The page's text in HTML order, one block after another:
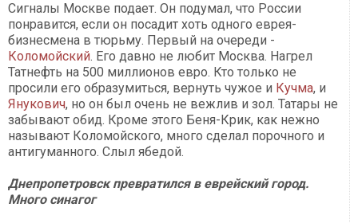
Сигналы Москве подает. Он подумал, что России
понравится, если он посадит хоть одного еврея-
бизнесмена в тюрьму. Первый на очереди -
Коломойский. Его давно не любит Москва. Нагрел
Татнефть на 500 миллионов евро. Кто только не
просили его образумиться, вернуть чужое и Кучма, и
Янукович, но он был очень не вежлив и зол. Татары не
забывают обид. Кроме этого Беня-Крик, как нежно
называют Коломойского, много сделал порочного и
антигуманного. Слыл ябедой.
Днепропетровск превратился в еврейский город.
Много синагог